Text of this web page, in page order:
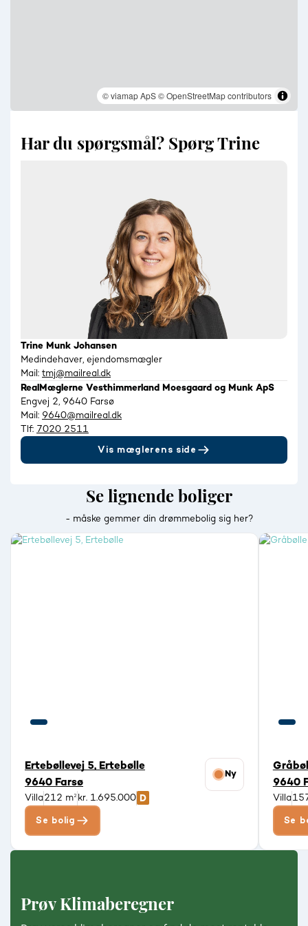
© viamap ApS© OpenStreetMap contributors
Har du spørgsmål? Spørg Trine
Trine Munk Johansen
Medindehaver, ejendomsmægler
Mail: tmj@mailreal.dk
RealMæglerne Vesthimmerland Moesgaard og Munk ApS
Engvej 2, 9640 Farsø
Mail: 9640@mailreal.dk
Tlf: 7020 2511
Vis mæglerens side
Se lignende boliger
- måske gemmer din drømmebolig sig her?
Ertebøllevej 5, Ertebølle
9640 Farsø
Ny
Villa212 m² kr. 1.695.000
Se bolig
9640
Villa
Se
Prøv Klimaberegner